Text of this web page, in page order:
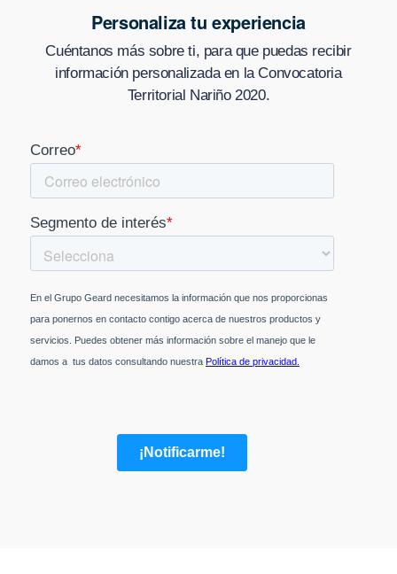
Personaliza tu experiencia
Cuéntanos más sobre ti, para que puedas recibir
información personalizada en la Convocatoria
Territorial Nariño 2020.